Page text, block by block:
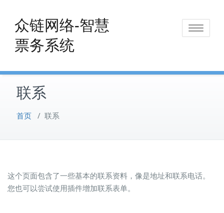
content
众链网络-智慧
票务系统
Toggle
联系
首页 / 联系
这个页面包含了一些基本的联系资料，像是地址和联系电话。
您也可以尝试使用插件增加联系表单。